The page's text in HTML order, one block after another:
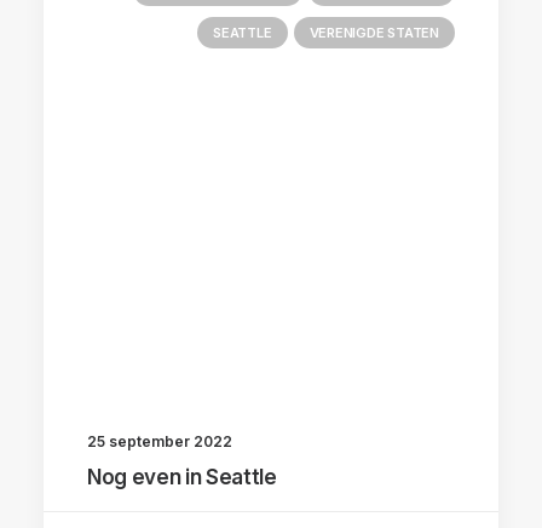
SEATTLE VERENIGDE STATEN
25 september 2022
Nog even in Seattle